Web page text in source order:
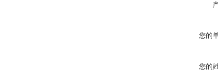
您的
您的